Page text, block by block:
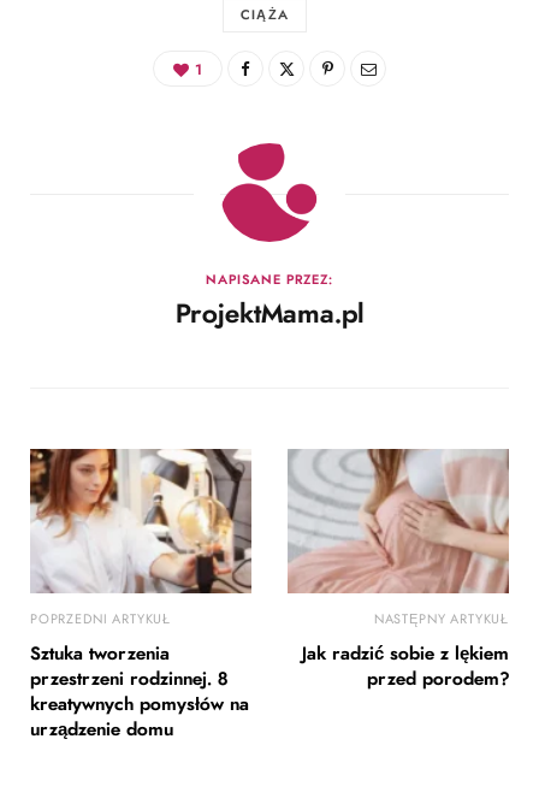
CIĄŻA
1
NAPISANE PRZEZ:
ProjektMama.pl
POPRZEDNI ARTYKUŁ
Sztuka tworzenia
przestrzeni rodzinnej. 8
kreatywnych pomysłów na
urządzenie domu
NASTĘPNY ARTYKUŁ
Jak radzić sobie z lękiem
przed porodem?